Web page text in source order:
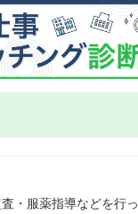
・服薬指導などを行